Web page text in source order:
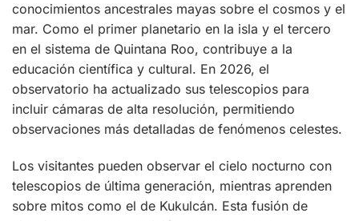
conocimientos ancestrales mayas sobre el cosmos y el
mar. Como el primer planetario en la isla y el tercero
en el sistema de Quintana Roo, contribuye a la
educación científica y cultural. En 2026, el
observatorio ha actualizado sus telescopios para
incluir cámaras de alta resolución, permitiendo
observaciones más detalladas de fenómenos celestes.
Los visitantes pueden observar el cielo nocturno con
telescopios de última generación, mientras aprenden
sobre mitos como el de Kukulcán. Esta fusión de